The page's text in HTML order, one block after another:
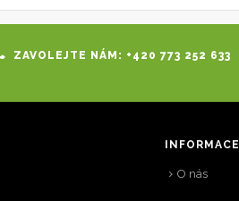
ZAVOLEJTE NÁM: +420 773 252 633
INFORMACE
O nás